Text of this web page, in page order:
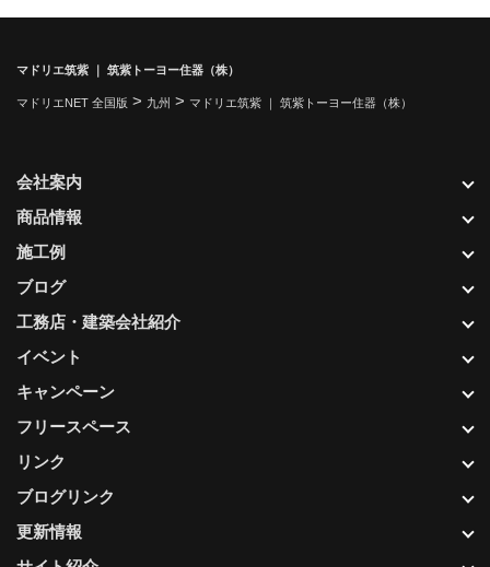
マドリエ筑紫 ｜ 筑紫トーヨー住器（株）
マドリエNET 全国版 > 九州 > マドリエ筑紫 ｜ 筑紫トーヨー住器（株）
更新情報
会社案内
商品情報
施工例
ブログ
工務店・建築会社紹介
イベント
キャンペーン
フリースペース
リンク
ブログリンク